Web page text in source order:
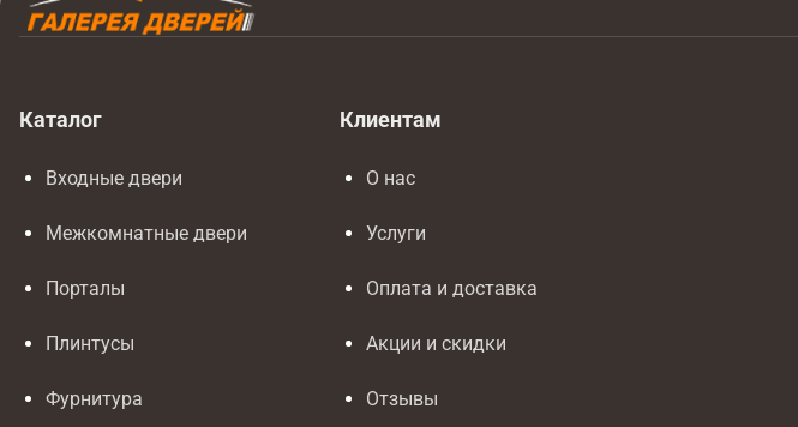
Каталог
Входные двери
Межкомнатные двери
Порталы
Плинтусы
Фурнитура
Клиентам
О нас
Услуги
Оплата и доставка
Акции и скидки
Отзывы